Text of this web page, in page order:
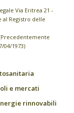
Via Eritrea 21 -
al Registro delle
04/1973)
e mercati
rinnovabili